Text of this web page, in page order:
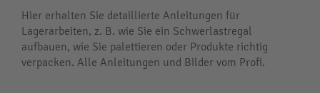
Hier erhalten Sie detaillierte Anleitungen für
Lagerarbeiten, z. B. wie Sie ein Schwerlastregal
aufbauen, wie Sie palettieren oder Produkte richtig
verpacken. Alle Anleitungen und Bilder vom Profi.